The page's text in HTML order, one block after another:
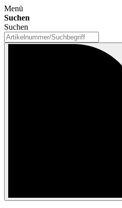
Menü
Suchen
Suchen